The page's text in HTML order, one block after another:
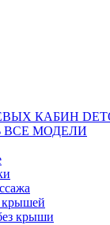
КАБИН
ВСЕ МОДЕЛИ
крышей
крыши